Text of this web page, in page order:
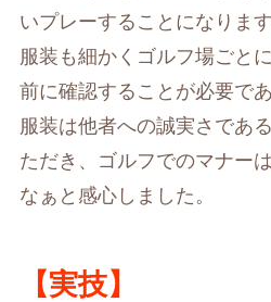
いプレーすることになります
服装も細かくゴルフ場ごと
前に確認することが必要で
服装は他者への誠実さであ
ただき、ゴルフでのマナー
なぁと感心しました。
【実技】